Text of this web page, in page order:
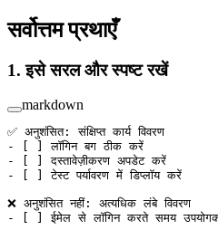
सर्वोत्तम प्रथाएँ
1. इसे सरल और स्पष्ट रखें
markdown
✅ अनुशंसित: संक्षिप्त कार्य विवरण
-
[ ] लॉगिन बग ठीक करें
-
[ ] दस्तावेज़ीकरण अपडेट करें
-
[ ] टेस्ट पर्यावरण में डिप्लॉय करें
❌ अनुशंसित नहीं: अत्यधिक लंबे विवरण
-
[ ] ईमेल से लॉगिन करते समय